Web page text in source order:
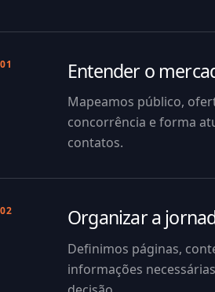
01 Entender o
Mapeamos público,
concorrência e forma
contatos.
02 Organizar a
Definimos páginas,
informações